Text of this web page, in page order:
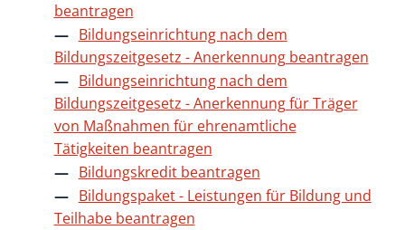
beantragen
Bildungseinrichtung nach dem
Bildungszeitgesetz - Anerkennung beantragen
Bildungseinrichtung nach dem
Bildungszeitgesetz - Anerkennung für Träger
von Maßnahmen für ehrenamtliche
Tätigkeiten beantragen
Bildungskredit beantragen
Bildungspaket - Leistungen für Bildung und
Teilhabe beantragen